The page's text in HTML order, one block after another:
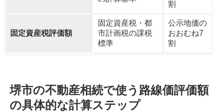
割
固定資産税評価額
固定資産税・都
市計画税の課税
標準
公示地価の
おおむね7
割
堺市の不動産相続で使う路線価評価額
の具体的な計算ステップ